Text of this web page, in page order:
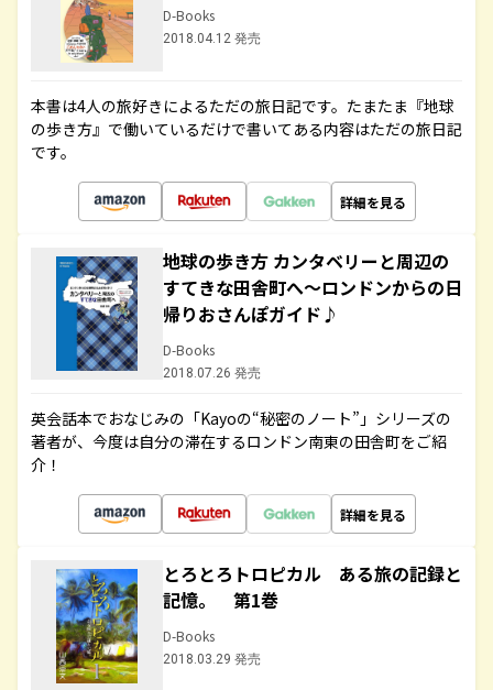
D-Books
2018.04.12 発売
本書は4人の旅好きによるただの旅日記です。たまたま『地球
の歩き方』で働いているだけで書いてある内容はただの旅日記
です。
詳細を見る
地球の歩き方 カンタベリーと周辺の
すてきな田舎町へ～ロンドンからの日
帰りおさんぽガイド♪
D-Books
2018.07.26 発売
英会話本でおなじみの「Kayoの“秘密のノート”」シリーズの
著者が、今度は自分の滞在するロンドン南東の田舎町をご紹
介！
詳細を見る
とろとろトロピカル ある旅の記録と
記憶。 第1巻
D-Books
2018.03.29 発売